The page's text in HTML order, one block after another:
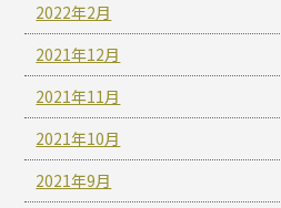
2022年2月
2021年12月
2021年11月
2021年10月
2021年9月